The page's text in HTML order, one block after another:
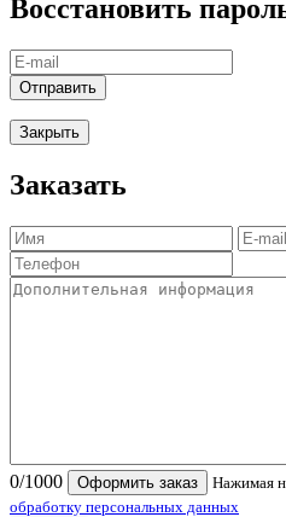
Восстановить
Отправить
Закрыть
Заказать
0/1000 Оформить заказ
Нажимая
обработку персональных данных